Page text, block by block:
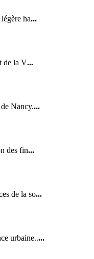
ha...
de la V...
Nancy....
des fin...
de la so...
urbaine.....